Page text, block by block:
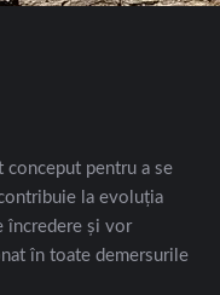
pentru a se
la evoluția
încredere și vor
în toate demersurile